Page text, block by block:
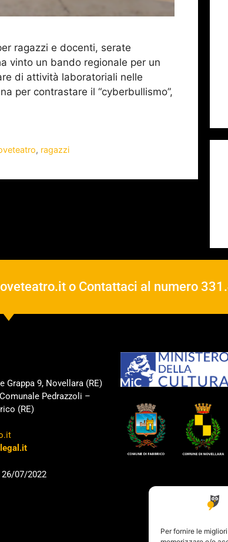
Per fornire le
ragazzi e docenti, serate
vinto un bando regionale per un
di attività laboratoriali nelle
per contrastare il “cyberbullismo”,
, ragazzi
o Contattaci al numero
Grappa 9, Novellara (RE)
Pedrazzoli –
(RE)
26/07/2022